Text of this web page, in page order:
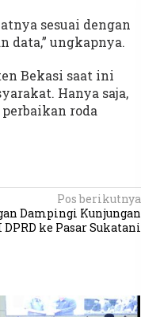
sesuai dengan
data,” ungkapnya.
Bekasi saat ini
Hanya saja,
roda
Pos berikutnya
Dampingi Kunjungan
ke Pasar Sukatani